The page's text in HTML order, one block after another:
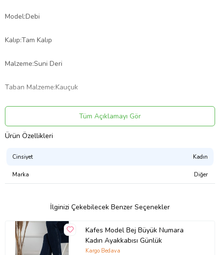
Model:Debi
Kalıp:Tam Kalıp
Malzeme:Suni Deri
Taban Malzeme:Kauçuk
Yükseklik:5 cm
Kapama Şekli:Fermuarlı
Üretim Yeri:Türkiye
Ürün Kodu:
Tüm Açıklamayı Gör
Ürün Özellikleri
Cinsiyet Kadın
Marka Diğer
İlginizi Çekebilecek Benzer Seçenekler
Kafes Model Bej Büyük Numara
Kadın Ayakkabısı Günlük
Kargo Bedava